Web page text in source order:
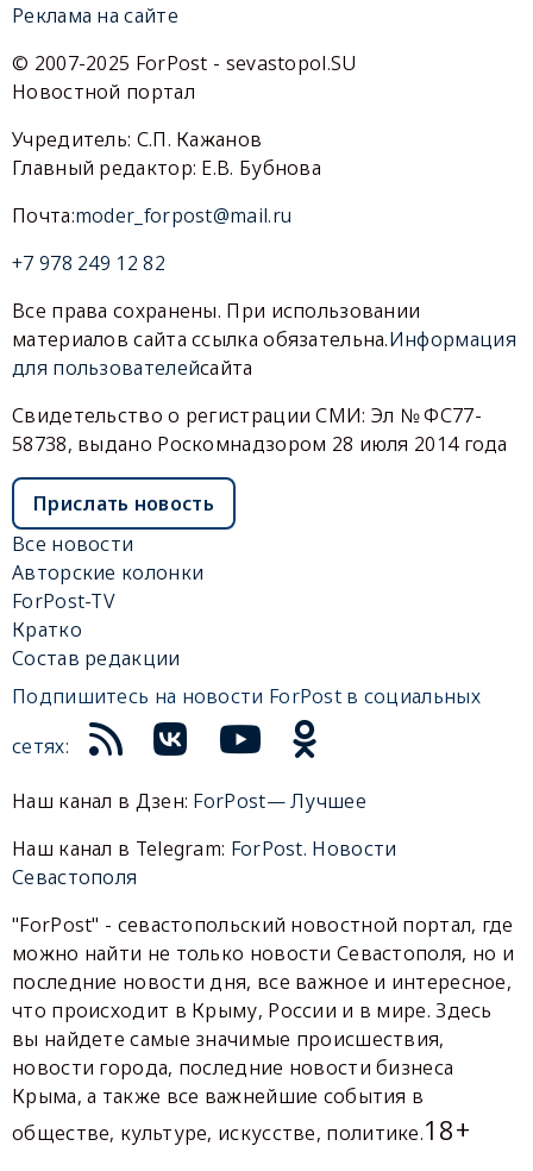
Реклама на сайте
© 2007-2025 ForPost - sevastopol.SU
Новостной портал
Учредитель: С.П. Кажанов
Главный редактор: Е.В. Бубнова
Почта:moder_forpost@mail.ru
+7 978 249 12 82
Все права сохранены. При использовании
материалов сайта ссылка обязательна.Информация
для пользователейсайта
Свидетельство о регистрации СМИ: Эл № ФС77-
58738, выдано Роскомнадзором 28 июля 2014 года
Прислать новость
Все новости
Авторские колонки
ForPost-TV
Кратко
Состав редакции
Подпишитесь на новости ForPost в социальных
сетях:
Наш канал в Дзен: ForPost— Лучшее
Наш канал в Telegram: ForPost. Новости
Севастополя
"ForPost" - севастопольский новостной портал, где
можно найти не только новости Севастополя, но и
последние новости дня, все важное и интересное,
что происходит в Крыму, России и в мире. Здесь
вы найдете самые значимые происшествия,
новости города, последние новости бизнеса
Крыма, а также все важнейшие события в
обществе, культуре, искусстве, политике.18+